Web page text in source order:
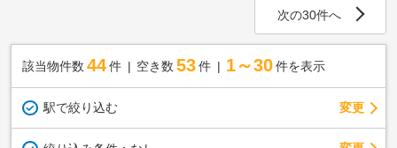
次の30件へ
該当物件数 44件 空き数 53 件 1～30 件を表示
駅で絞り込む 変更